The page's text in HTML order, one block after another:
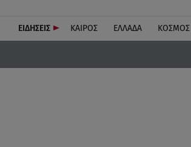
ΕΙΔΗΣΕΙΣ ΚΑΙΡΟΣ ΕΛΛΑΔΑ ΚΟΣΜΟΣ